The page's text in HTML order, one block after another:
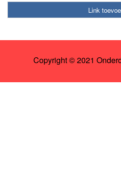
Link
Copyright © 2021